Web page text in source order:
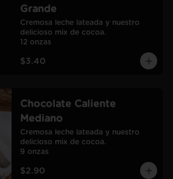
Grande
Cremosa leche lateada y nuestro
delicioso mix de cocoa.
12 onzas
$3.40
Chocolate Caliente
Mediano
Cremosa leche lateada y nuestro
delicioso mix de cocoa.
9 onzas
$2.90